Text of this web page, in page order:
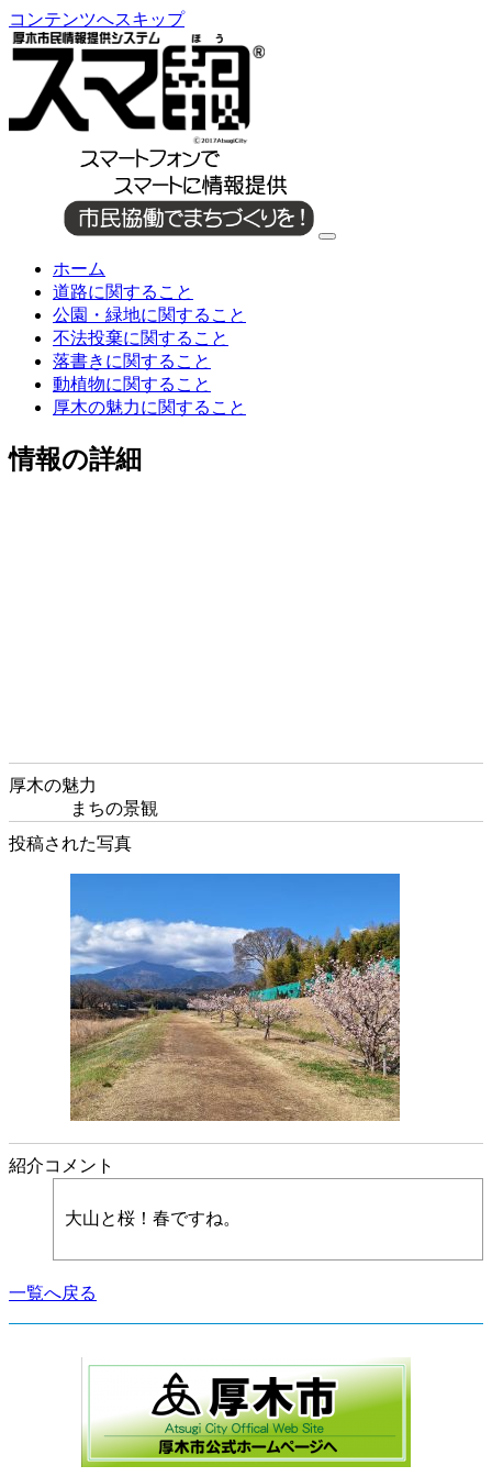
コンテンツへスキップ
ホーム
道路に関すること
公園・緑地に関すること
不法投棄に関すること
落書きに関すること
動植物に関すること
厚木の魅力に関すること
情報の詳細
厚木の魅力
まちの景観
投稿された写真
紹介コメント
大山と桜！春ですね。
一覧へ戻る